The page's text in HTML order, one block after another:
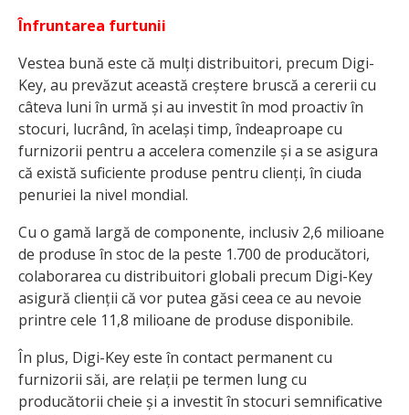
Înfruntarea furtunii
Vestea bună este că mulți distribuitori, precum Digi-
Key, au prevăzut această creștere bruscă a cererii cu
câteva luni în urmă și au investit în mod proactiv în
stocuri, lucrând, în același timp, îndeaproape cu
furnizorii pentru a accelera comenzile și a se asigura
că există suficiente produse pentru clienți, în ciuda
penuriei la nivel mondial.
Cu o gamă largă de componente, inclusiv 2,6 milioane
de produse în stoc de la peste 1.700 de producători,
colaborarea cu distribuitori globali precum Digi-Key
asigură clienții că vor putea găsi ceea ce au nevoie
printre cele 11,8 milioane de produse disponibile.
În plus, Digi-Key este în contact permanent cu
furnizorii săi, are relații pe termen lung cu
producătorii cheie și a investit în stocuri semnificative